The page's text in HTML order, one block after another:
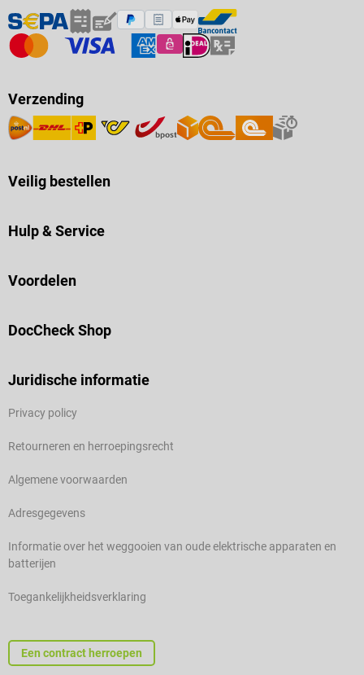
Verzending
Veilig bestellen
Hulp & Service
Voordelen
DocCheck Shop
Juridische informatie
Privacy policy
Retourneren en herroepingsrecht
Algemene voorwaarden
Adresgegevens
Informatie over het weggooien van oude elektrische apparaten en
batterijen
Toegankelijkheidsverklaring
Een contract herroepen